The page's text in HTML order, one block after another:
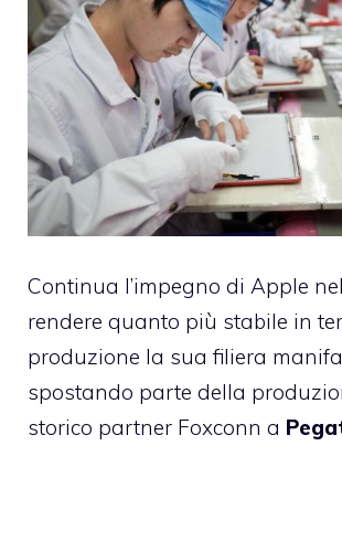
Continua l’impegno di Apple
rendere quanto più stabile in
produzione la sua filiera
spostando parte della
storico partner Foxconn a